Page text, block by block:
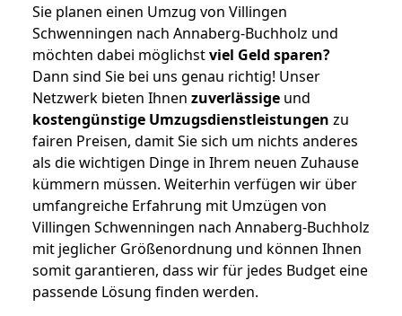
Sie planen einen Umzug von Villingen
Schwenningen nach Annaberg-Buchholz und
möchten dabei möglichstviel Geld sparen?
Dann sind Sie bei uns genau richtig! Unser
Netzwerk bieten Ihnen zuverlässige und
kostengünstige Umzugsdienstleistungen zu
fairen Preisen, damit Sie sich um nichts anderes
als die wichtigen Dinge in Ihrem neuen Zuhause
kümmern müssen. Weiterhin verfügen wir über
umfangreiche Erfahrung mit Umzügen von
Villingen Schwenningen nach Annaberg-Buchholz
mit jeglicher Größenordnung und können Ihnen
somit garantieren, dass wir für jedes Budget eine
passende Lösung finden werden.